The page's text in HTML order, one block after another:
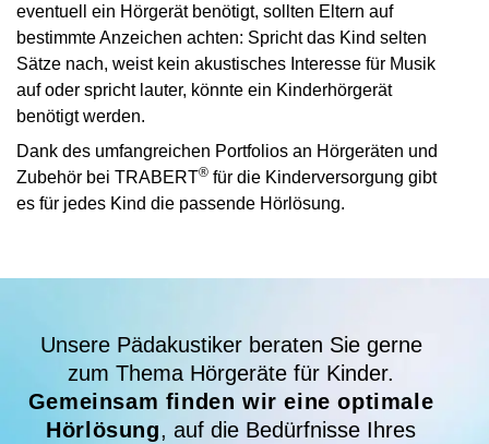
eventuell ein Hörgerät benötigt, sollten Eltern auf
bestimmte Anzeichen achten: Spricht das Kind selten
Sätze nach, weist kein akustisches Interesse für Musik
auf oder spricht lauter, könnte ein Kinderhörgerät
benötigt werden.
Dank des umfangreichen Portfolios an Hörgeräten und
Zubehör bei TRABERT® für die Kinderversorgung gibt
es für jedes Kind die passende Hörlösung.
Unsere Pädakustiker beraten Sie gerne
zum Thema Hörgeräte für Kinder.
Gemeinsam finden wir eine optimale
Hörlösung, auf die Bedürfnisse Ihres